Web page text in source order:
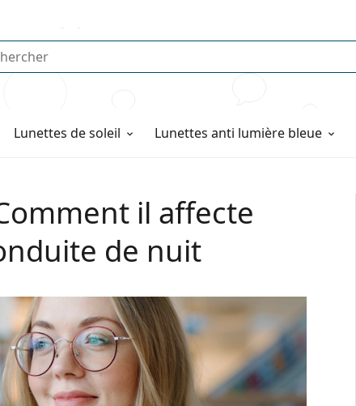
Lunettes de soleil Lunettes anti lumière bleue
il affecte
de nuit